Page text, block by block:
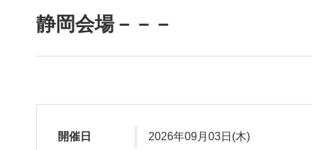
静岡会場－－－
開催日 2026年09月03日(木)